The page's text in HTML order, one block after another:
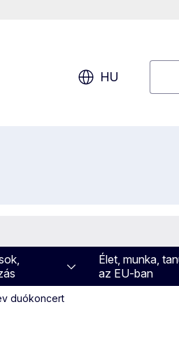
HU
Élet, munka,
az EU-ban
duókoncert